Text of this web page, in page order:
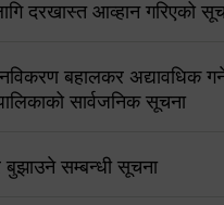
दरखास्त आव्हान गरिएको
बहालकर अद्यावधिक
सार्वजनिक सूचना
बुझाउने सम्बन्धी सूचना